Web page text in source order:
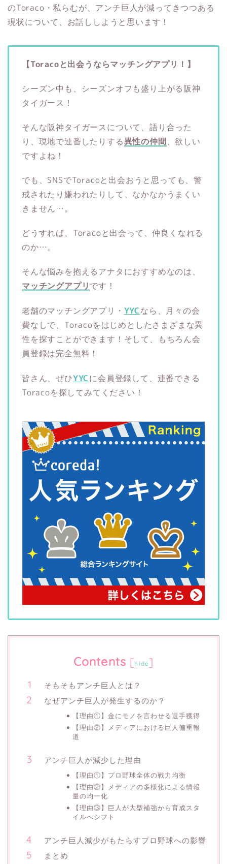
のToraco・私らむが、アンチ巨人が減ってきつつある
現状について、お話ししようと思います！
【Toracoと出会うならマッチングアプリ！】
シーズン中も、シーズンオフも盛り上がる阪神
タイガース！
そんな阪神タイガースについて、語り合った
り、現地で連番したりする異性の仲間、欲しい
ですよね！
でも、SNSでToracoと出会おうと思っても、警
戒されたり嫌われたりして、なかなかうまくい
きません…。
どうすれば、Toracoと出会って、仲良くなれる
のか…。
そんな悩みを抱えるアナタにおすすめなのは、
マッチングアプリです！
老舗のマッチングアプリ・ YYCなら、月々の会
費なしで、Toracoをはじめとしたさまざまな異
性を探すことができます！そして、もちろん会
員登録は完全無料！
皆さん、ぜひYYCに会員登録して、連番できる
Toracoを探してみてください！
Contents [hide ]
そもそもアンチ巨人とは？
なぜアンチ巨人が発生するのか？
【理由①】金にモノを言わせる選手獲得
【理由②】メディアにおける巨人偏重報
道
アンチ巨人が減少した理由
【理由①】プロ野球全体の戦力均衡
【理由②】メディアの多様化による情報
量の均一化
【理由③】巨人が大型補強から育成スタ
イルへシフト
アンチ巨人減少がもたらすプロ野球への影響
まとめ